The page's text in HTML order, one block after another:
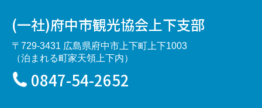
(一社)府中市観光協会上下支部
〒729-3431 広島県府中市上下町上下1003
（泊まれる町家天領上下内）
0847-54-2652